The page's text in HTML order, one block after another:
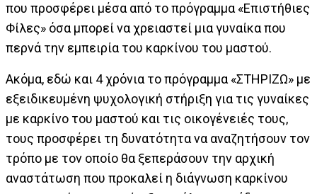
που προσφέρει μέσα από το πρόγραμμα «Επιστήθιες
Φίλες» όσα μπορεί να χρειαστεί μια γυναίκα που
περνά την εμπειρία του καρκίνου του μαστού.
Ακόμα, εδώ και 4 χρόνια το πρόγραμμα «ΣΤΗΡΙΖΩ» με
εξειδικευμένη ψυχολογική στήριξη για τις γυναίκες
με καρκίνο του μαστού και τις οικογένειές τους,
τους προσφέρει τη δυνατότητα να αναζητήσουν τον
τρόπο με τον οποίο θα ξεπεράσουν την αρχική
αναστάτωση που προκαλεί η διάγνωση καρκίνου